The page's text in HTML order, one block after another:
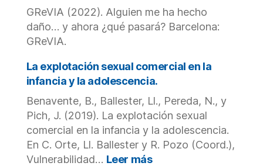
en
de
víctimas.
GReVIA (2022). Alguien me ha hecho
daño… y ahora ¿qué pasará? Barcelona:
GReVIA.
La explotación sexual comercial en la
infancia y la adolescencia.
Benavente, B., Ballester, Ll., Pereda, N., y
Pich, J. (2019). La explotación sexual
comercial en la infancia y la adolescencia.
En C. Orte, Ll. Ballester y R. Pozo (Coord.),
Vulnerabilidad… Leer más: